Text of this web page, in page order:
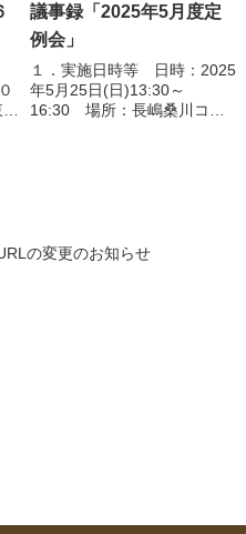
議事録「2025年5月度定
例会」
１．実施日時等 日時：2025
年5月25日(日)13:30～
16:30 場所：長嶋桑川コミ
の変更のお知らせ